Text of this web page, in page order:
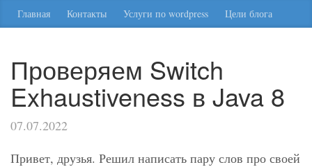
Главная Контакты Услуги по wordpress Цели блога
Проверяем Switch
Exhaustiveness в Java 8
07.07.2022
Привет, друзья. Решил написать пару слов про своей